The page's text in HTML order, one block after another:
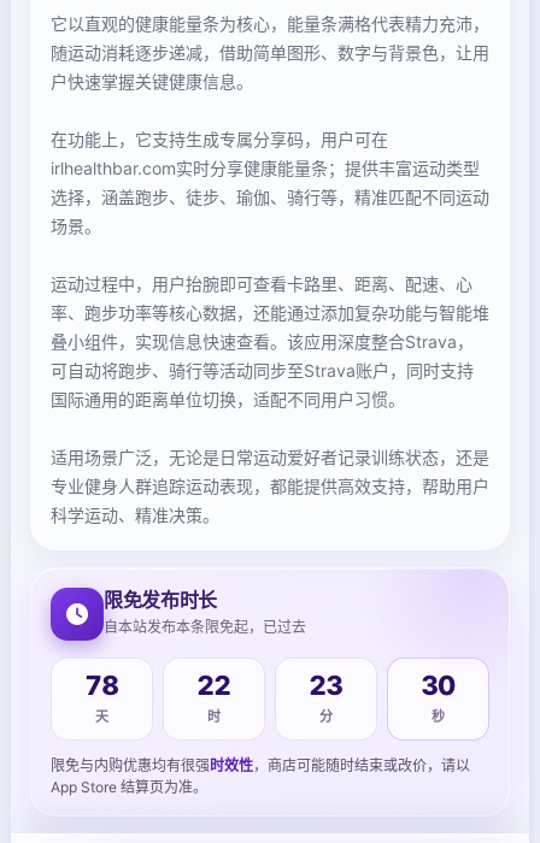
它以直观的健康能量条为核心，能量条满格代表精力充沛，
随运动消耗逐步递减，借助简单图形、数字与背景色，让用
户快速掌握关键健康信息。
在功能上，它支持生成专属分享码，用户可在
irlhealthbar.com实时分享健康能量条；提供丰富运动类型
选择，涵盖跑步、徒步、瑜伽、骑行等，精准匹配不同运动
场景。
运动过程中，用户抬腕即可查看卡路里、距离、配速、心
率、跑步功率等核心数据，还能通过添加复杂功能与智能堆
叠小组件，实现信息快速查看。该应用深度整合Strava，
可自动将跑步、骑行等活动同步至Strava账户，同时支持
国际通用的距离单位切换，适配不同用户习惯。
适用场景广泛，无论是日常运动爱好者记录训练状态，还是
专业健身人群追踪运动表现，都能提供高效支持，帮助用户
科学运动、精准决策。
限免发布时长
自本站发布本条限免起，已过去
78
天
22
时
23
分
31
秒
限免与内购优惠均有很强时效性，商店可能随时结束或改价，请以
App Store 结算页为准。